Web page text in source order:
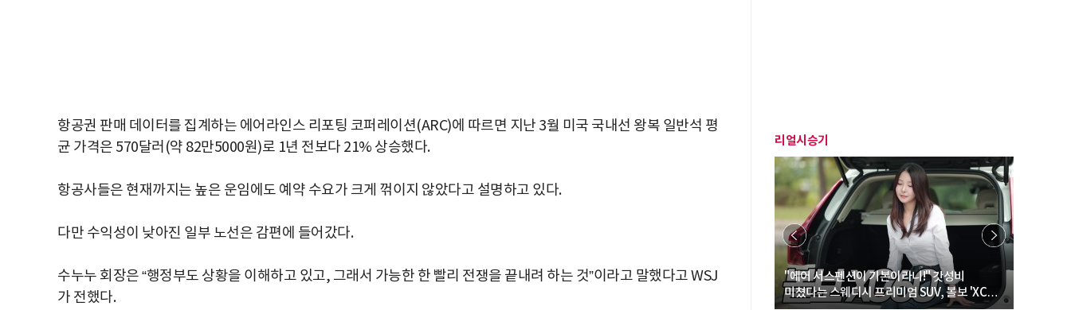
항공권 판매 데이터를 집계하는 에어라인스 리포팅 코퍼레이션(ARC)에 따르면 지난 3월 미국 국내선 왕복 일반석 평
균 가격은 570달러(약 82만5000원)로 1년 전보다 21% 상승했다.
항공사들은 현재까지는 높은 운임에도 예약 수요가 크게 꺾이지 않았다고 설명하고 있다.
다만 수익성이 낮아진 일부 노선은 감편에 들어갔다.
수누누 회장은 “행정부도 상황을 이해하고 있고, 그래서 가능한 한 빨리 전쟁을 끝내려 하는 것”이라고 말했다고 WSJ
가 전했다.
리얼시승기
박지수 아나운서가 타본 ‘전설의 무쏘’… “여성·
"에어 서스펜션이 기본이라니!" 갓성비
미쳤다는 스웨디시 프리미엄 SUV, 볼보 'XC60